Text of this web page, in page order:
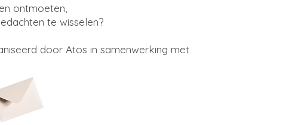
ontmoeten,
te wisselen?
door Atos in samenwerking met